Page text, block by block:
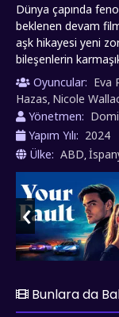
Dünya çapında
beklenen devam
aşk hikayesi yeni
bileşenlerin
karakterlerinin
profesyonel iş
eğitimine devam
Bu durum, hem
ilişkilerinin evrimini
planlarla sahneye
katar. Bu durum,
zamanda Leister
entrikalar ve
unsurlardır. "Culpa
doğasını bir şekilde
ve aile baskıları
ilişkilerin nasıl
Culpa Tuya, filmini
dublaj ve altyazılı
Oyuncular: Eva
Hazas, Nicole
Yönetmen:
Yapım Yılı: 2024
Ülke: ABD,
‹
Bunlara da